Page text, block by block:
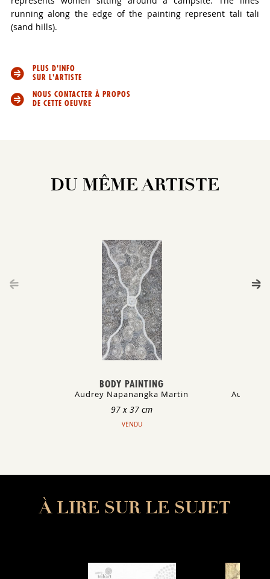
running along the edge of the painting represent tali tali
(sand hills).
PLUS D'INFO
SUR L'ARTISTE
NOUS CONTACTER À PROPOS
DE CETTE OEUVRE
DU MÊME ARTISTE
BODY PAINTING
Audrey Napanangka Martin
97 x 37 cm
VENDU
Audrey
À LIRE SUR LE SUJET